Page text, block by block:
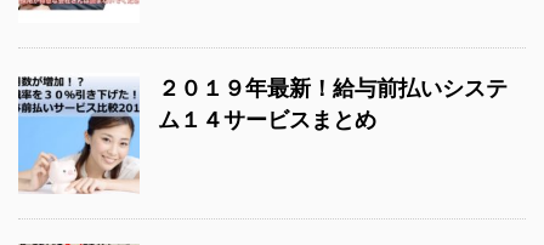
２０１９年最新！給与前払いシステ
ム１４サービスまとめ